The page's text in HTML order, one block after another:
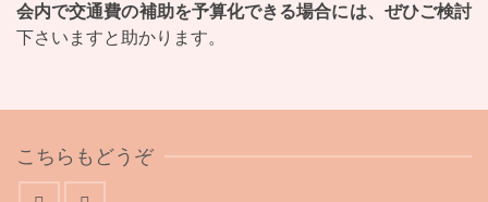
会内で交通費の補助を予算化できる場合には、ぜひご検討
下さいますと助かります。
こちらもどうぞ